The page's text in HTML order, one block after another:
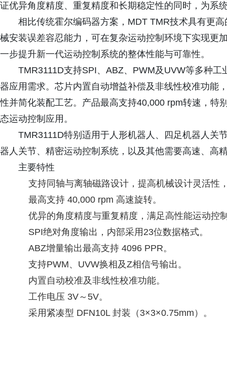
证优异角度精度、重复精度和长期稳定性的同时，为系
相比传统霍尔编码器方案，MDT TMR技术具有更
械安装误差容忍能力，可在复杂运动控制环境下实现更
一步提升新一代运动控制系统的整体性能与可靠性。
TMR3111D支持SPI、ABZ、PWM及UVW等多种
器应用需求。芯片内置自动增益补偿及非线性校准功能
性并简化装配工艺。产品最高支持40,000 rpm转速，特
态运动控制应用。
TMR3111D特别适用于人形机器人、四足机器人关
器人关节、精密运动控制系统，以及其他需要高速、高
主要特性
支持同轴与离轴磁路设计，提高机械设计灵活性
最高支持 40,000 rpm 高速旋转。
优异的角度精度与重复精度，满足高性能运动控
SPI绝对角度输出，内部采用23位数据格式。
ABZ增量输出最高支持 4096 PPR。
支持PWM、UVW换相及Z相信号输出。
内置自动校准及非线性校准功能。
工作电压 3V～5V。
采用紧凑型 DFN10L 封装（3×3×0.75mm）。